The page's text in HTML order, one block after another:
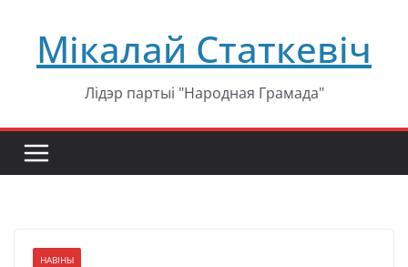
содержимому
Мікалай Статкевіч
Лідэр партыі "Народная Грамада"
НАВІНЫ